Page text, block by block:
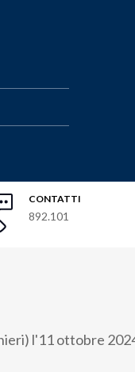
CONTATTI
892.101
l'11 ottobre